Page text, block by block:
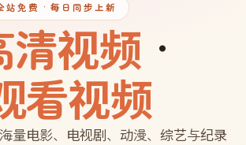
站免费 · 每日同步上新
清视频 ·
看视频
量电影、电视剧、动漫、综艺与纪录